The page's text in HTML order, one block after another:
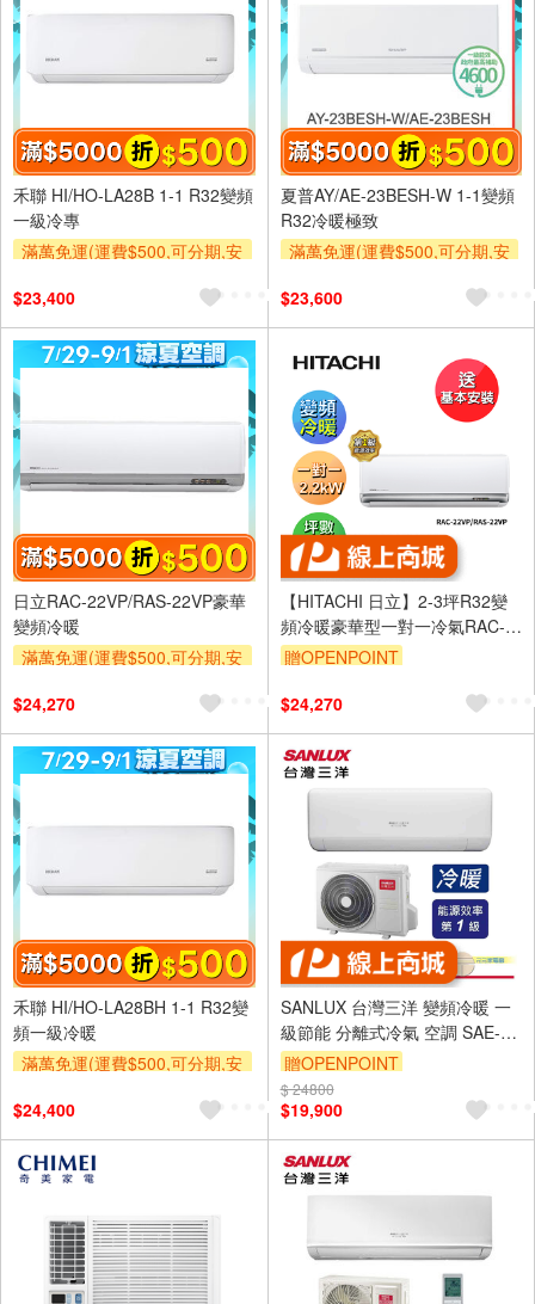
禾聯 HI/HO-LA28B 1-1 R32變頻
一級冷專
滿萬免運(運費$500,可分期,安
及使用6期以上分期0利率,需付
基本安裝運費)
滿額折$500
$23,400
夏普AY/AE-23BESH-W 1-1變頻
R32冷暖極致
滿萬免運(運費$500,可分期,安
及使用6期以上分期0利率,需付
基本安裝運費)
滿額折$500
$23,600
日立RAC-22VP/RAS-22VP豪華
變頻冷暖
滿萬免運(運費$500,可分期,安
及使用6期以上分期0利率,需付
基本安裝運費)
滿額折$500
$24,270
【HITACHI 日立】2-3坪R32變
頻冷暖豪華型一對一冷氣RAC-
22VP/RAS-22VP
贈OPENPOINT
$24,270
禾聯 HI/HO-LA28BH 1-1 R32變
頻一級冷暖
滿萬免運(運費$500,可分期,安
及使用6期以上分期0利率,需付
基本安裝運費)
滿額折$500
$24,400
SANLUX 台灣三洋 變頻冷暖 一
級節能 分離式冷氣 空調 SAE-
V28HJ3/SAC-V28HJ3
贈OPENPOINT
$ 24800
$19,900